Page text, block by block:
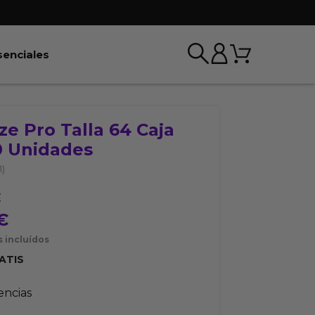
& Bondage Carrito
Pro Talla 64 Caja
Unidades
incluídos